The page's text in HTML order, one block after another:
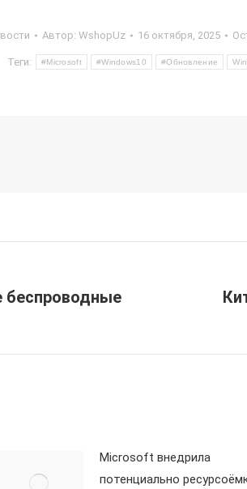
Автор: WshopUz 16 октября, 2025
Теги: #Microsoft #Windows10 #Обновление
беспроводные
Следующая
Microsoft внедрила
потенциально